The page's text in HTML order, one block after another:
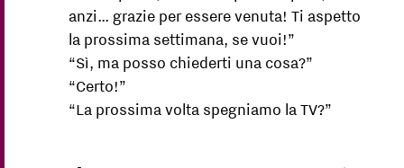
anzi… grazie per essere venuta! Ti aspetto
la prossima settimana, se vuoi!”
“Sì, ma posso chiederti una cosa?”
“Certo!”
“La prossima volta spegniamo la TV?”